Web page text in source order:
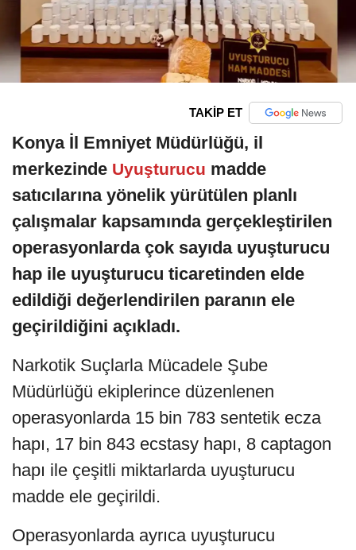
TAKİP ET
Konya İl Emniyet Müdürlüğü, il
merkezinde Uyuşturucu madde
satıcılarına yönelik yürütülen planlı
çalışmalar kapsamında gerçekleştirilen
operasyonlarda çok sayıda uyuşturucu
hap ile uyuşturucu ticaretinden elde
edildiği değerlendirilen paranın ele
geçirildiğini açıkladı.
Narkotik Suçlarla Mücadele Şube
Müdürlüğü ekiplerince düzenlenen
operasyonlarda 15 bin 783 sentetik ecza
hapı, 17 bin 843 ecstasy hapı, 8 captagon
hapı ile çeşitli miktarlarda uyuşturucu
madde ele geçirildi.
Operasyonlarda ayrıca uyuşturucu